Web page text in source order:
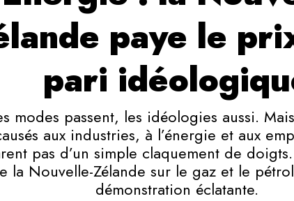
paye le
pari
modes passent, les idéologies aussi.
aux industries, à l’énergie et aux
pas d’un simple claquement de
la Nouvelle-Zélande sur le gaz et le
démonstration éclatante.